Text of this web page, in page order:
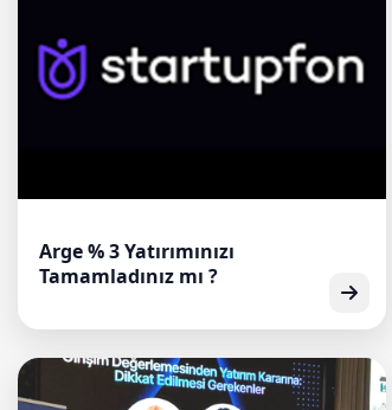
Arge % 3 Yatırımınızı
Tamamladınız mı ?